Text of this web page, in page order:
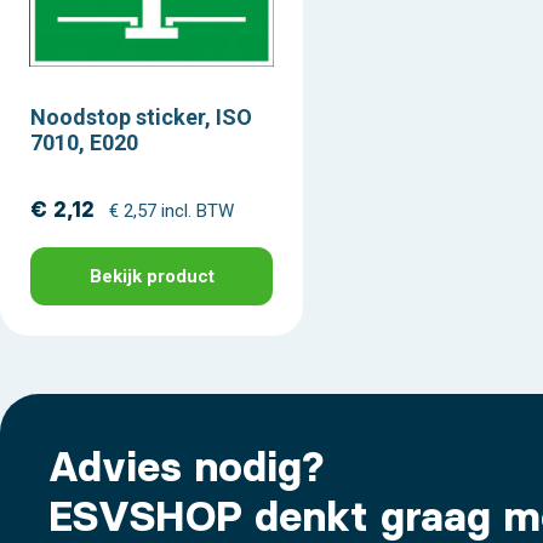
Noodstop sticker, ISO
7010, E020
€ 2,12 € 2,57 incl. BTW
Bekijk product
Advies nodig?
ESVSHOP denkt graag